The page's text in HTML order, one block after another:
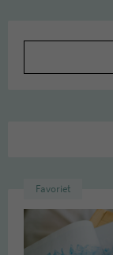
Favoriet